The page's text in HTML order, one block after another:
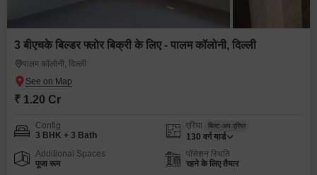
3 बीएचके बिल्डर फ्लोर बिक्री के लिए - पालम कॉलोनी, दिल्ली
पालम कॉलोनी, दिल्ली
₹ 1.20 Cr
Config
3 BHK + 3 Bath
एरिया बिल्ट-अप एरिया
130 वर्ग यार्ड
Additional Spaces
पूजा रूम
पॉसेशन स्थिति
रहने के लिए तैयार